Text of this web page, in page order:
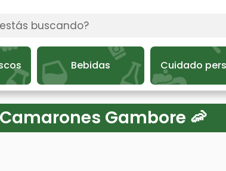
Bebidas Cuidado
Camarones Gambore 🦐